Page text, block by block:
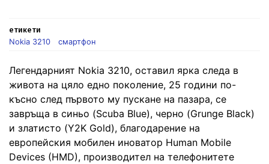
етикети
Nokia 3210
смартфон
Легендарният Nokia 3210, оставил ярка следа в
живота на цяло едно поколение, 25 години по-
късно след първото му пускане на пазара, се
завръща в синьо (Scuba Blue), черно (Grunge Black)
и златисто (Y2K Gold), благодарение на
европейския мобилен иноватор Human Mobile
Devices (HMD), производител на телефонитете